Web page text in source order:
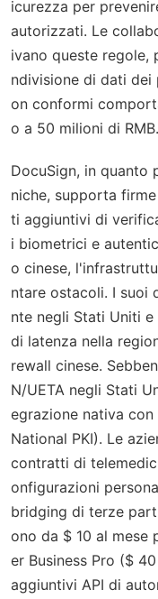
icurezza per
autorizzati. Le
ivano queste regole,
ndivisione di dati
on conformi
o a 50 milioni di RMB.
DocuSign, in quanto
niche, supporta
ti aggiuntivi di
i biometrici e
o cinese,
ntare ostacoli. I suoi
nte negli Stati Uniti
di latenza nella
rewall cinese.
N/UETA negli Stati
egrazione nativa
National PKI). Le
contratti di
onfigurazioni
bridging di terze
ono da $ 10 al mese
er Business Pro ($
aggiuntivi API di